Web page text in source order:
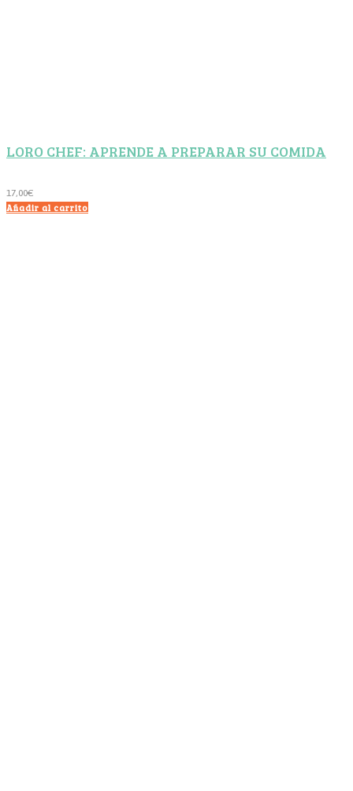
LORO CHEF: APRENDE A PREPARAR SU COMIDA
17,00€
Añadir al carrito